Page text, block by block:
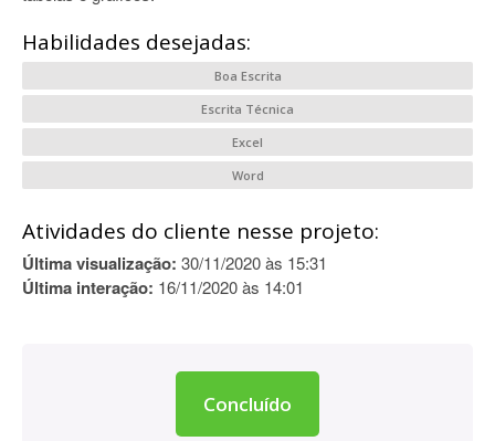
Habilidades desejadas:
Boa Escrita
Escrita Técnica
Excel
Word
Atividades do cliente nesse projeto:
Última visualização: 30/11/2020 às 15:31
Última interação: 16/11/2020 às 14:01
Concluído